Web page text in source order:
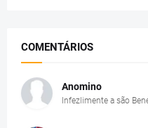
COMENTÁRIOS
Anomino
Infezlimente a são